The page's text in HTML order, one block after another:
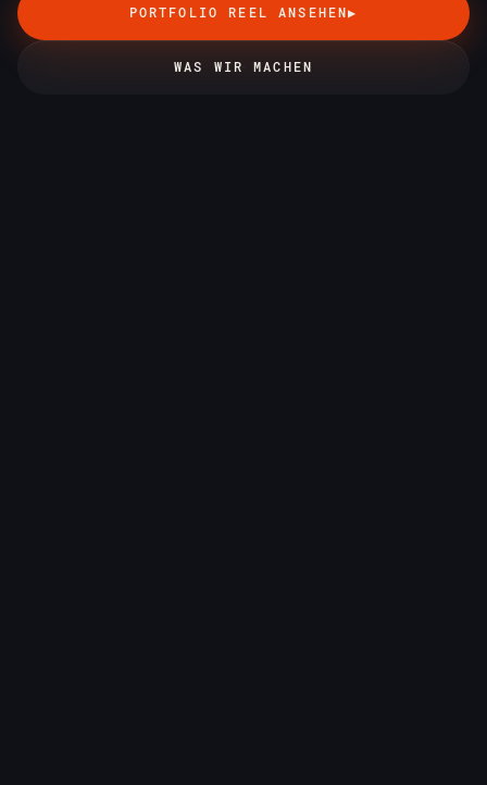
PORTFOLIO REEL ANSEHEN▶
WAS WIR MACHEN